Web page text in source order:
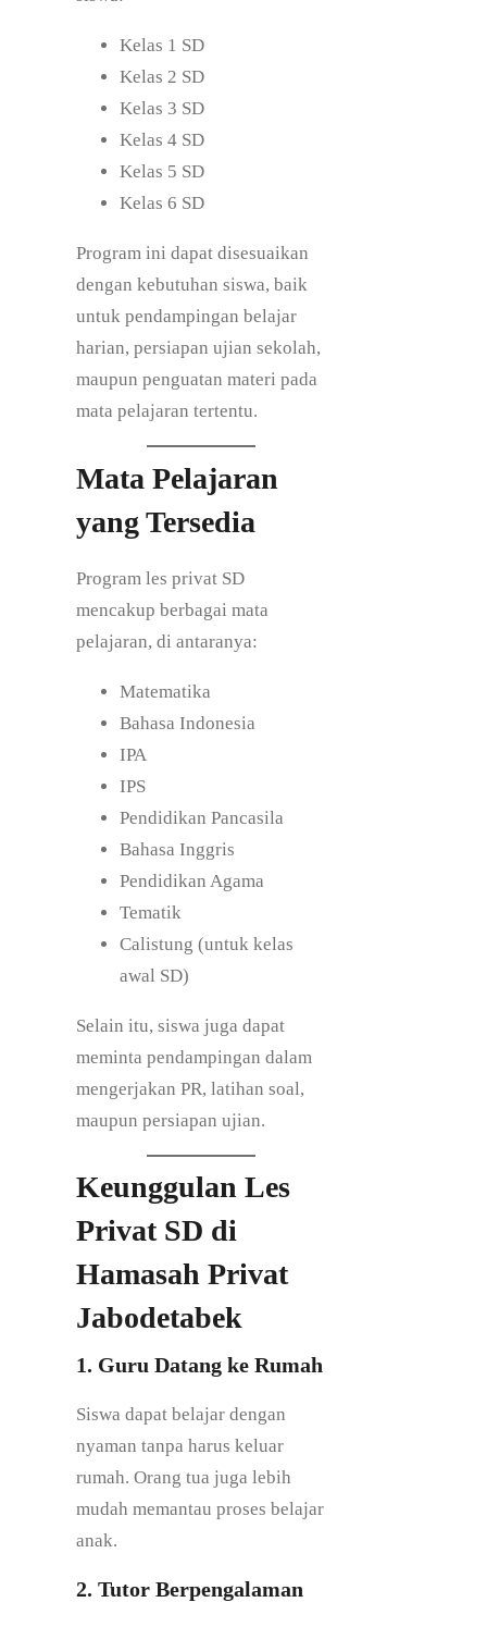
Kelas 1 SD
Kelas 2 SD
Kelas 3 SD
Kelas 4 SD
Kelas 5 SD
Kelas 6 SD
Program ini dapat disesuaikan
dengan kebutuhan siswa, baik
untuk pendampingan belajar
harian, persiapan ujian sekolah,
maupun penguatan materi pada
mata pelajaran tertentu.
Mata Pelajaran
yang Tersedia
Program les privat SD
mencakup berbagai mata
pelajaran, di antaranya:
Matematika
Bahasa Indonesia
IPA
IPS
Pendidikan Pancasila
Bahasa Inggris
Pendidikan Agama
Tematik
Calistung (untuk kelas
awal SD)
Selain itu, siswa juga dapat
meminta pendampingan dalam
mengerjakan PR, latihan soal,
maupun persiapan ujian.
Keunggulan Les
Privat SD di
Hamasah Privat
Jabodetabek
1. Guru Datang ke Rumah
Siswa dapat belajar dengan
nyaman tanpa harus keluar
rumah. Orang tua juga lebih
mudah memantau proses belajar
anak.
2. Tutor Berpengalaman